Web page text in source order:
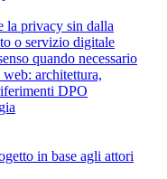
la privacy sin dalla
o servizio digitale
quando necessario
architettura,
DPO
in base agli attori